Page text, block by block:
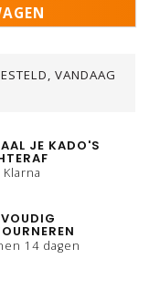
VANDAAG
JE KADO'S
14 dagen